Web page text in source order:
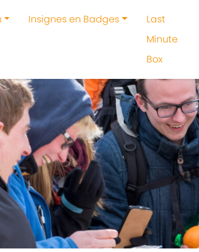
Insignes en Badges
Last
Minute
Box